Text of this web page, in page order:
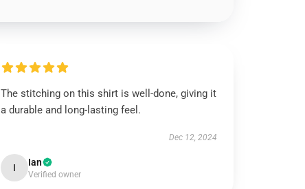
The stitching on this shirt is well-done, giving it
a durable and long-lasting feel.
Dec 12, 2024
I Ian
Verified owner